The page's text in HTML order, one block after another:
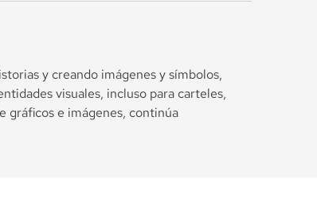
y creando imágenes y símbolos,
visuales, incluso para carteles,
gráficos e imágenes, continúa